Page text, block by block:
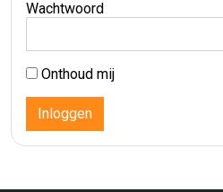
Wachtwoord
Onthoud mij